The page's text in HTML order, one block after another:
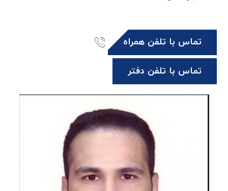
تماس با تلفن همراه
تماس با تلفن دفتر